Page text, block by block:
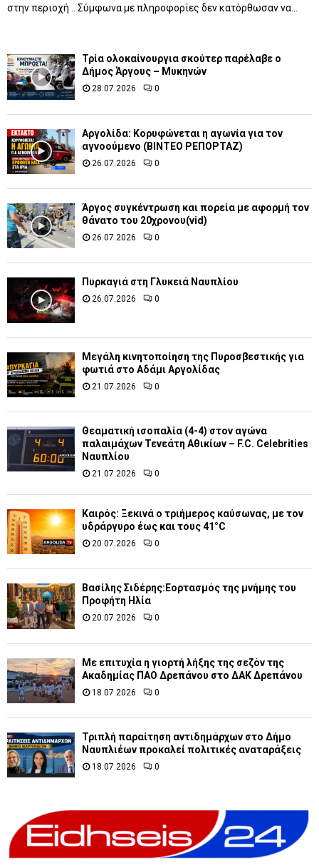
στην περιοχή .. Σύμφωνα με πληροφορίες δεν κατόρθωσαν να...
Τρία ολοκαίνουργια σκούτερ παρέλαβε o
Δήμος Άργους – Μυκηνών
28.07.2026 0
Αργολίδα: Κορυφώνεται η αγωνία για τον
αγνοούμενο (ΒΙΝΤΕΟ ΡΕΠΟΡΤΑΖ)
26.07.2026 0
Άργος συγκέντρωση και πορεία με αφορμή τον
θάνατο του 20χρονου(vid)
26.07.2026 0
Πυρκαγιά στη Γλυκειά Ναυπλίου
26.07.2026 0
Μεγάλη κινητοποίηση της Πυροσβεστικής για
φωτιά στο Αδάμι Αργολίδας
21.07.2026 0
Θεαματική ισοπαλία (4-4) στον αγώνα
παλαιμάχων Τενεάτη Αθικίων – F.C. Celebrities
Ναυπλίου
21.07.2026 0
Καιρός: Ξεκινά ο τριήμερος καύσωνας, με τον
υδράργυρο έως και τους 41°C
20.07.2026 0
Βασίλης Σιδέρης:Εορτασμός της μνήμης του
Προφήτη Ηλία
20.07.2026 0
Με επιτυχία η γιορτή λήξης της σεζόν της
Ακαδημίας ΠΑΟ Δρεπάνου στο ΔΑΚ Δρεπάνου
18.07.2026 0
Τριπλή παραίτηση αντιδημάρχων στο Δήμο
Ναυπλιέων προκαλεί πολιτικές αναταράξεις
18.07.2026 0